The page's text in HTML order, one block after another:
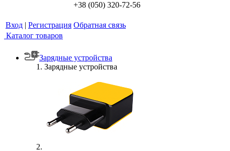
+38 (050) 320-72-56
Вход | Регистрация Обратная связь
Каталог товаров
Зарядные устройства
Зарядные устройства